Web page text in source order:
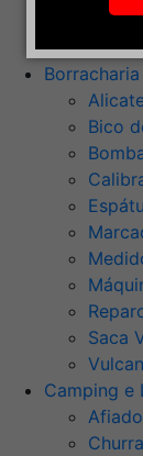
Borracharia
Bico
Saca
Camping e